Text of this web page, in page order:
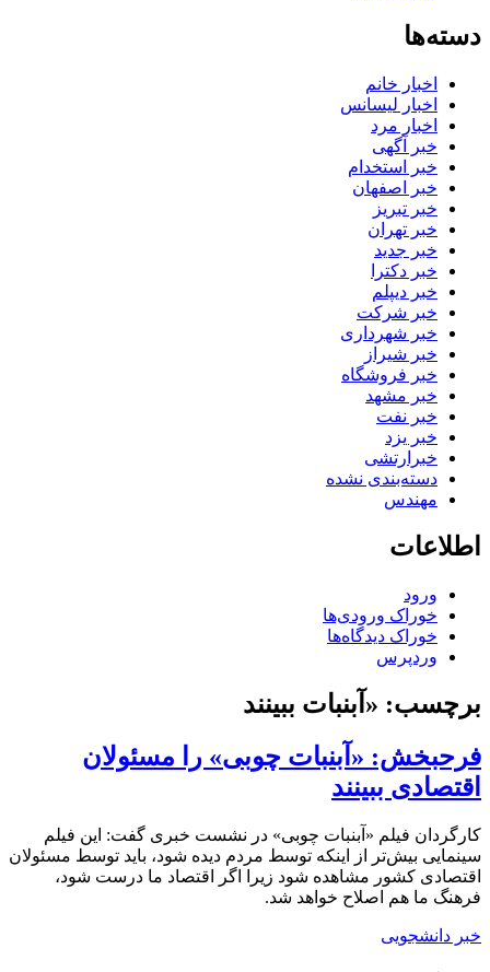
دسته‌ها
اخبار خانم
اخبار لیسانس
اخبار مرد
خبر آگهی
خبر استخدام
خبر اصفهان
خبر تبریز
خبر تهران
خبر جدید
خبر دکترا
خبر دیپلم
خبر شرکت
خبر شهرداری
خبر شیراز
خبر فروشگاه
خبر مشهد
خبر نفت
خبر یزد
خبرارتشی
دسته‌بندی نشده
مهندس
اطلاعات
ورود
خوراک ورودی‌ها
خوراک دیدگاه‌ها
وردپرس
برچسب: «آبنبات ببینند
فرحبخش: «آبنبات چوبی» را مسئولان
اقتصادی ببینند
کارگردان فیلم «آبنبات چوبی» در نشست خبری گفت: این فیلم
سینمایی بیش‌تر از اینکه توسط مردم دیده شود، باید توسط مسئولان
اقتصادی کشور مشاهده شود زیرا اگر اقتصاد ما درست شود،
فرهنگ ما هم اصلاح خواهد شد.
خبر دانشجویی